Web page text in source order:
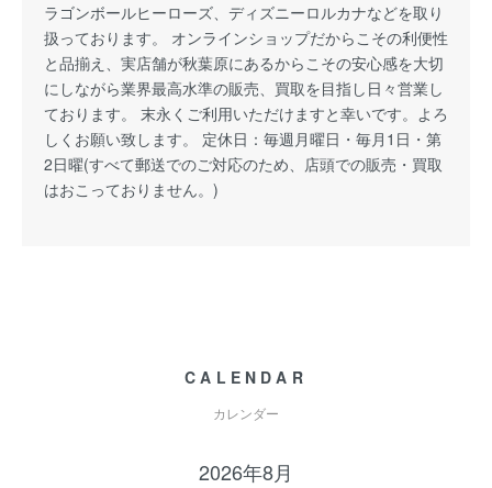
ラゴンボールヒーローズ、ディズニーロルカナなどを取り
扱っております。 オンラインショップだからこその利便性
と品揃え、実店舗が秋葉原にあるからこその安心感を大切
にしながら業界最高水準の販売、買取を目指し日々営業し
ております。 末永くご利用いただけますと幸いです。よろ
しくお願い致します。 定休日：毎週月曜日・毎月1日・第
2日曜(すべて郵送でのご対応のため、店頭での販売・買取
はおこっておりません。)
CALENDAR
カレンダー
2026年8月